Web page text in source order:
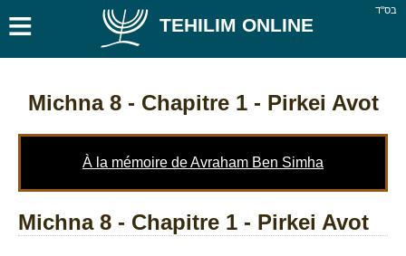
בס''ד ≡ TEHILIM ONLINE
Michna 8- Chapitre 1 - Pirkei Avot
À la mémoire de Avraham Ben Simha
Michna 8 - Chapitre 1 - Pirkei Avot